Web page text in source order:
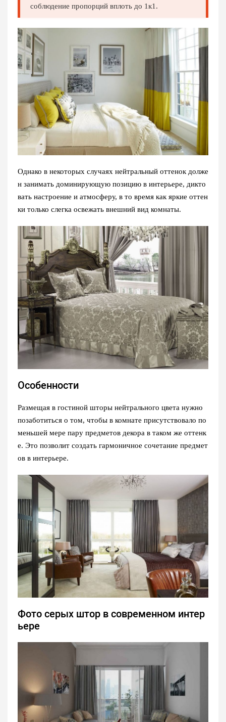
соблюдение пропорций вплоть до 1к1.
Однако в некоторых случаях нейтральный оттенок долже
н занимать доминирующую позицию в интерьере, дикто
вать настроение и атмосферу, в то время как яркие оттен
ки только слегка освежать внешний вид комнаты.
Особенности
Размещая в гостиной шторы нейтрального цвета нужно
позаботиться о том, чтобы в комнате присутствовало по
меньшей мере пару предметов декора в таком же оттенк
е. Это позволит создать гармоничное сочетание предмет
ов в интерьере.
Фото серых штор в современном интер
ьере